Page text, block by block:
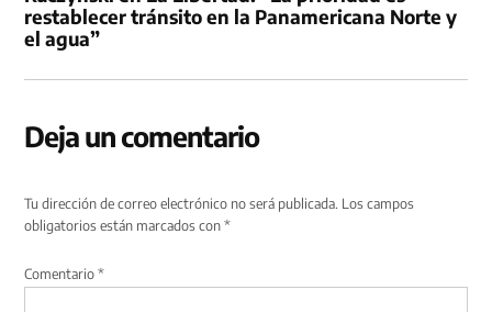
restablecer tránsito en la Panamericana Norte y
el agua”
Deja un comentario
Tu dirección de correo electrónico no será publicada. Los campos
obligatorios están marcados con*
Comentario*